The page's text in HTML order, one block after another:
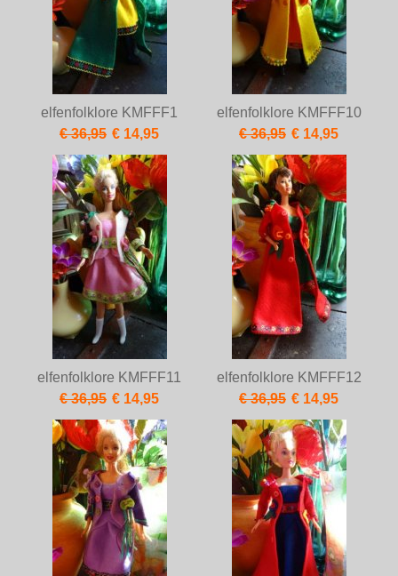
elfenfolklore KMFFF1
€ 36,95 € 14,95
elfenfolklore KMFFF10
€ 36,95 € 14,95
elfenfolklore KMFFF11
€ 36,95 € 14,95
elfenfolklore KMFFF12
€ 36,95 € 14,95